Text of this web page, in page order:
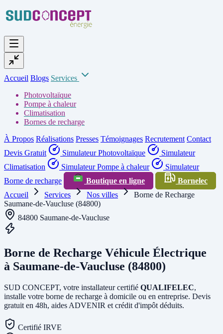
Accueil Blogs Services
Photovoltaïque
Pompe à chaleur
Climatisation
Bornes de recharge
À Propos Réalisations Presses Témoignages Recrutement Contact
Devis Gratuit
Simulateur Photovoltaïque
Simulateur
Climatisation
Simulateur Pompe à chaleur
Simulateur
Borne de recharge
Boutique en ligne
Bornelec
Accueil
Services Nos villes
Borne de Recharge
Saumane-de-Vaucluse (84800)
84800 Saumane-de-Vaucluse
Borne de Recharge Véhicule Électrique
à Saumane-de-Vaucluse (84800)
SUD CONCEPT, votre installateur certifié QUALIFELEC,
installe votre borne de recharge à domicile ou en entreprise. Devis
gratuit en 48h, aides ADVENIR et crédit d'impôt déduits.
Certifié IRVE